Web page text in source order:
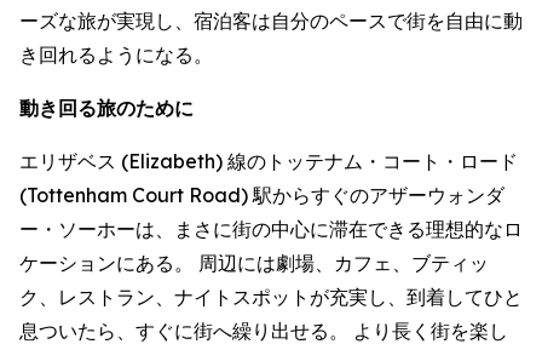
ーズな旅が実現し、宿泊客は自分のペースで街を自由に動
き回れるようになる。
動き回る旅のために
エリザベス (Elizabeth) 線のトッテナム・コート・ロード
(Tottenham Court Road) 駅からすぐのアザーウォンダ
ー・ソーホーは、まさに街の中心に滞在できる理想的なロ
ケーションにある。 周辺には劇場、カフェ、ブティッ
ク、レストラン、ナイトスポットが充実し、到着してひと
息ついたら、すぐに街へ繰り出せる。 より長く街を楽し